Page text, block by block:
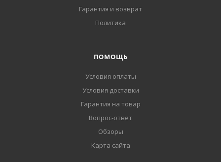
Гарантия и возврат
Политика
ПОМОЩЬ
Условия оплаты
Условия доставки
Гарантия на товар
Вопрос-ответ
Обзоры
Карта сайта